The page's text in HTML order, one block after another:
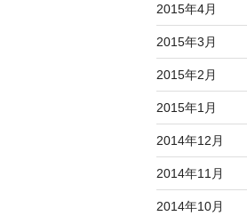
2015年4月
2015年3月
2015年2月
2015年1月
2014年12月
2014年11月
2014年10月